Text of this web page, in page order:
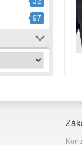
13
1
1
2
97